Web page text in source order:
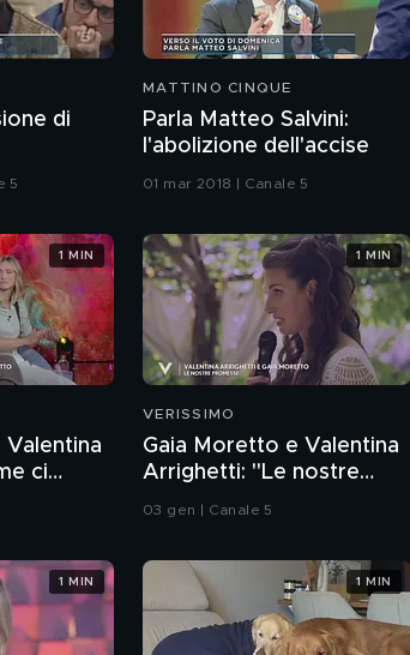
di
5
MATTINO CINQUE
Parla Matteo Salvini:
l'abolizione dell'accise
01 mar 2018 | Canale 5
ci
e
1 MIN
VERISSIMO
Gaia Moretto e Valentina
Arrighetti: "Le nostre
promesse"
03 gen | Canale 5
1 MIN
1 MIN 1 MIN